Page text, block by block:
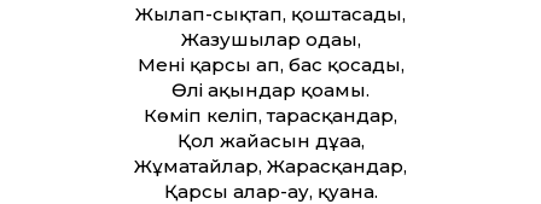
Жылап-сықтап, қоштасады,
Жазушылар одағы,
Мені қарсы ап, бас қосады,
Өлі ақындар қоғамы.
Көміп келіп, тарасқандар,
Қол жайғасын дұғаға,
Жұматайлар, Жарасқандар,
Қарсы алар-ау, қуана.